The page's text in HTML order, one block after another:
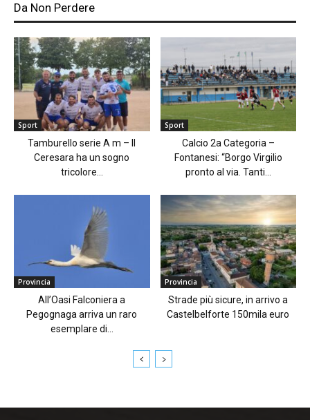
Da Non Perdere
Sport
Tamburello serie A m – Il
Ceresara ha un sogno
tricolore...
Sport
Calcio 2a Categoria –
Fontanesi: “Borgo Virgilio
pronto al via. Tanti...
Provincia
All’Oasi Falconiera a
Pegognaga arriva un raro
esemplare di...
Provincia
Strade più sicure, in arrivo a
Castelbelforte 150mila euro